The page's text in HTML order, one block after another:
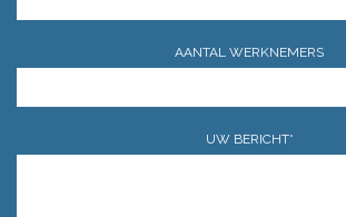
AANTAL WERKNEMERS
UW BERICHT*